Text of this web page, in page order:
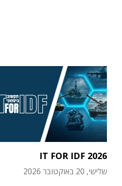
IT FOR IDF 2026
שלישי, 20 באוקטובר 2026